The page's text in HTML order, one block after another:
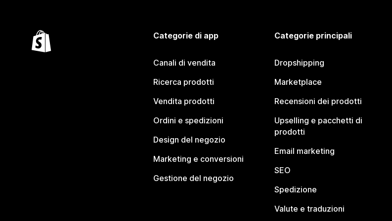
Categorie di app
Canali di vendita
Ricerca prodotti
Vendita prodotti
Ordini e spedizioni
Design del negozio
Marketing e conversioni
Gestione del negozio
Categorie principali
Dropshipping
Marketplace
Recensioni dei prodotti
Upselling e pacchetti di
prodotti
Email marketing
SEO
Spedizione
Valute e traduzioni